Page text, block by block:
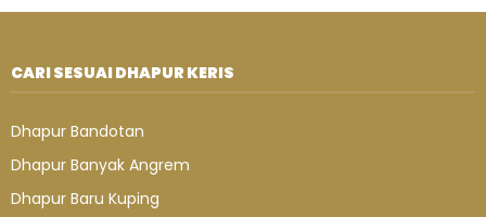
CARI SESUAI DHAPUR KERIS
Dhapur Bandotan
Dhapur Banyak Angrem
Dhapur Baru Kuping